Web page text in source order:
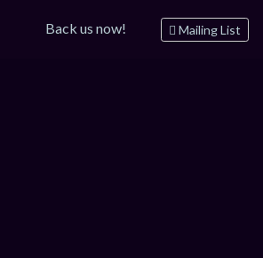
Mailing List
Back us now!